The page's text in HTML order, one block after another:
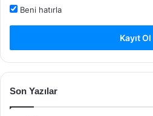
Beni hatırla
Kayıt Ol
Son Yazılar